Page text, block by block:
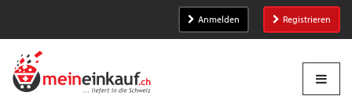
Anmelden Registrieren